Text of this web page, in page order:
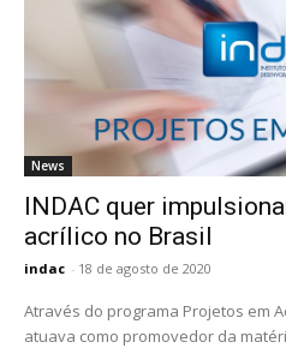
News
INDAC quer
acrílico no Brasil
indac - 18 de agosto de 2020
Através do programa Projetos em
atuava como promovedor da